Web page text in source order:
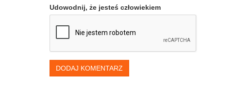
Udowodnij, że jesteś człowiekiem
DODAJ KOMENTARZ